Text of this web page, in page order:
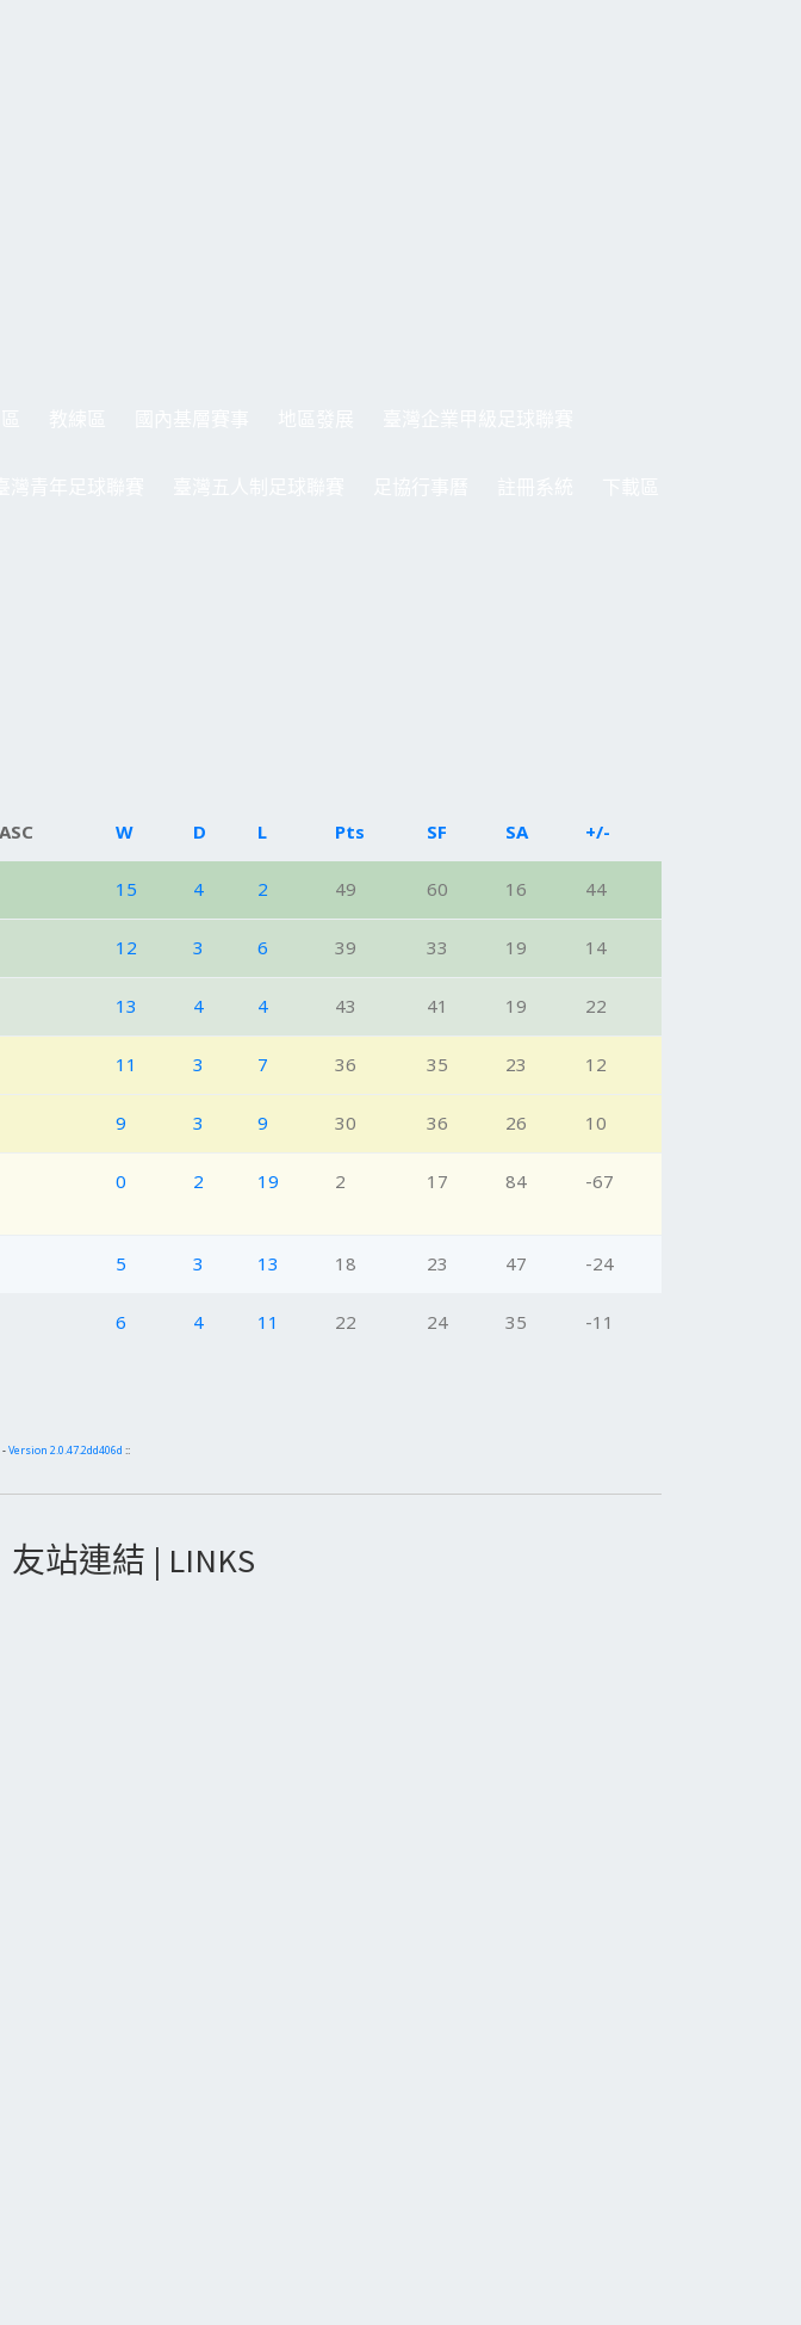
W D L Pts SF SA +/-
15 4 2 49 60 16 44
12 3 6 39 33 19 14
13 4 4 43 41 19 22
11 3 7 36 35 23 12
9 3 9 30 36 26 10
0 2 19 2 17 84 -67
5 3 13 18 23 47 -24
6 4 11 22 24 35 -11
-Version 2.0.47.2dd406d ::
友站連結 | LINKS